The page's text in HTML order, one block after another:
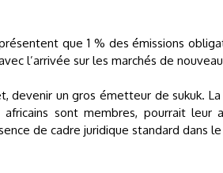
que 1 % des émissions
l’arrivée sur les marchés de
devenir un gros émetteur de sukuk. La
sont membres, pourrait leur
de cadre juridique standard dans